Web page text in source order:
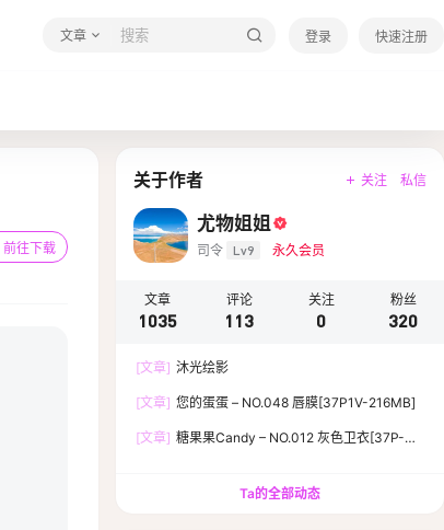
文章 登录 快速注册
前往下载
关于作者 关注 私信
尤物姐姐
司令 Lv9 永久会员
文章
1035
评论
113
关注
0
粉丝
320
[文章] 沐光绘影
[文章] 您的蛋蛋 – NO.048 唇膜[37P1V-216MB]
[文章] 糖果果Candy – NO.012 灰色卫衣[37P-
Ta的全部动态